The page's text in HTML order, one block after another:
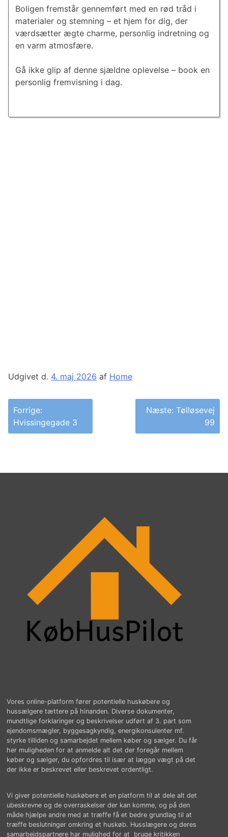
Boligen fremstår gennemført med en rød tråd i
materialer og stemning – et hjem for dig, der
værdsætter ægte charme, personlig indretning og
en varm atmosfære.
Gå ikke glip af denne sjældne oplevelse – book en
personlig fremvisning i dag.
Udgivet d. 4. maj 2026 af Home
Indlægsnavigation
Forrige:
Hvissingegade 3
Næste: Tølløsevej
99
Vores online-platform fører potentielle huskøbere og
hussælgere tættere på hinanden. Diverse dokumenter,
mundtlige forklaringer og beskrivelser udført af 3. part som
ejendomsmægler, byggesagkyndig, energikonsulenter mf.
styrke tilliden og samarbejdet mellem køber og sælger. Du får
her muligheden for at anmelde alt det der foregår mellem
køber og sælger, du opfordres til især at lægge vægt på det
der ikke er beskrevet eller beskrevet ordentligt.
Vi giver potentielle huskøbere et en platform til at dele alt det
ubeskrevne og de overraskelser der kan komme, og på den
måde hjælpe andre med at træffe få et bedre grundlag til at
træffe beslutninger omkring et huskøb. Husslægere og deres
samarbejdspartnere har mulighed for at bruge kritikken